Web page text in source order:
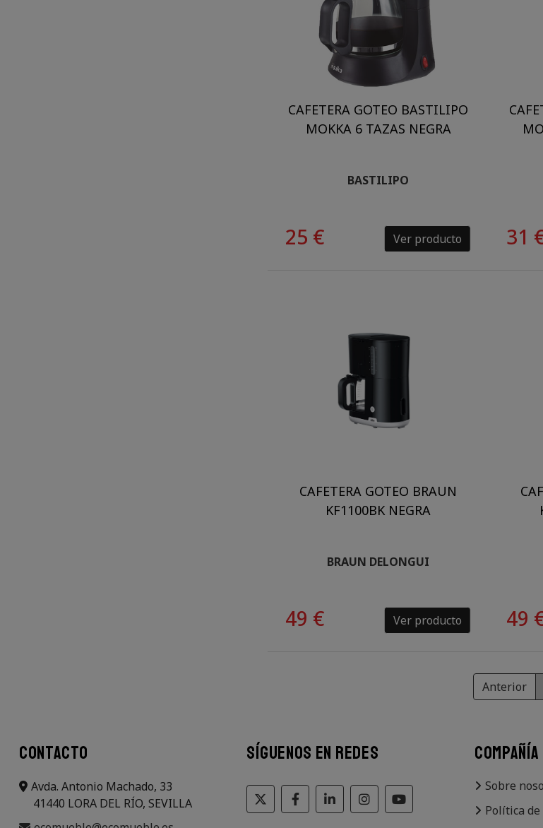
CAFETERA GOTEO BASTILIPO
MOKKA 6 TAZAS NEGRA
BASTILIPO
25 € Ver producto 31
CAFETERA GOTEO BRAUN
KF1100BK NEGRA
BRAUN DELONGUI
49 € Ver producto 49
Anterior
CONTACTO
Avda. Antonio Machado, 33
41440 LORA DEL RÍO, SEVILLA
SÍGUENOS EN REDES COMPAÑÍA
Sobre
Política